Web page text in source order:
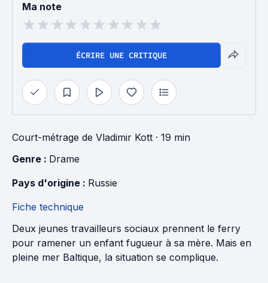
Ma note
ÉCRIRE UNE CRITIQUE
Court-métrage de Vladimir Kott · 19 min
Genre : Drame
Pays d'origine : Russie
Fiche technique
Deux jeunes travailleurs sociaux prennent le ferry
pour ramener un enfant fugueur à sa mère. Mais en
pleine mer Baltique, la situation se complique.